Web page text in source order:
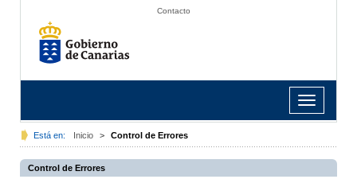
Contacto
Toggle
navigation
Está en: Inicio > Control de Errores
Control de Errores